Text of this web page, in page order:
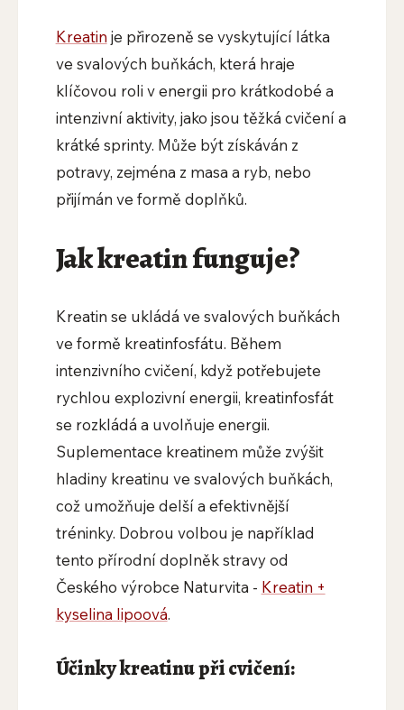
Kreatin je přirozeně se vyskytující látka
ve svalových buňkách, která hraje
klíčovou roli v energii pro krátkodobé a
intenzivní aktivity, jako jsou těžká cvičení a
krátké sprinty. Může být získáván z
potravy, zejména z masa a ryb, nebo
přijímán ve formě doplňků.
Jak kreatin funguje?
Kreatin se ukládá ve svalových buňkách
ve formě kreatinfosfátu. Během
intenzivního cvičení, když potřebujete
rychlou explozivní energii, kreatinfosfát
se rozkládá a uvolňuje energii.
Suplementace kreatinem může zvýšit
hladiny kreatinu ve svalových buňkách,
což umožňuje delší a efektivnější
tréninky. Dobrou volbou je například
tento přírodní doplněk stravy od
Českého výrobce Naturvita - Kreatin +
kyselina lipoová.
Účinky kreatinu při cvičení: